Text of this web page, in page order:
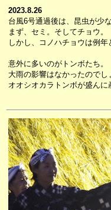
2023.8.26
台風6号通過後は、昆虫が少
まず、セミ。そしてチョウ。
しかし、コノハチョウは例
意外に多いのがトンボたち。
大雨の影響はなかったのでし
オオシオカラトンボが盛んに